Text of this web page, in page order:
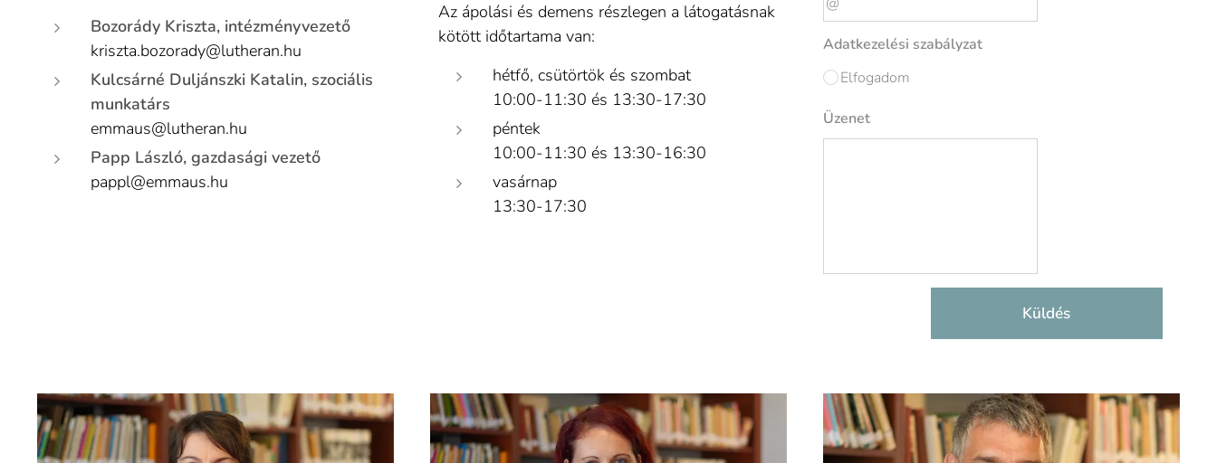
Bozorády Kriszta, intézményvezető
kriszta.bozorady@lutheran.hu
Kulcsárné Duljánszki Katalin, szociális
munkatárs
emmaus@lutheran.hu
Papp László, gazdasági vezető
pappl@emmaus.hu
Az ápolási és demens részlegen a látogatásnak
kötött időtartama van:
hétfő, csütörtök és szombat
10:00-11:30 és 13:30-17:30
péntek
10:00-11:30 és 13:30-16:30
vasárnap
13:30-17:30
Adatkezelési szabályzat
Elfogadom
Üzenet
Küldés